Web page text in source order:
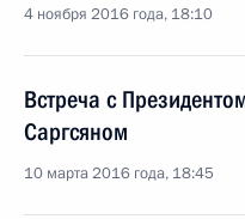
4 ноября 2016 года, 18:10
Встреча с
Саргсяном
10 марта 2016 года, 18:45